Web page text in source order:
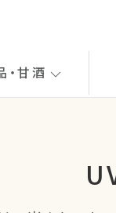
・甘酒